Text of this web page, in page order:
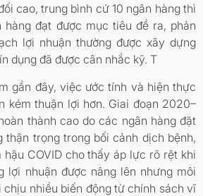
cao, trung bình cứ 10 ngân hàng thì
hàng đạt được mục tiêu đề ra, phản
lợi nhuận thường được xây dựng
dụng đã được cân nhắc kỹ. T
gần đây, việc ước tính và hiện thực
kém thuận lợi hơn. Giai đoạn 2020–
thành cao do các ngân hàng đặt
thận trọng trong bối cảnh dịch bệnh,
COVID cho thấy áp lực rõ rệt khi
lợi nhuận được nâng lên nhưng môi
chịu nhiều biến động từ chính sách vĩ